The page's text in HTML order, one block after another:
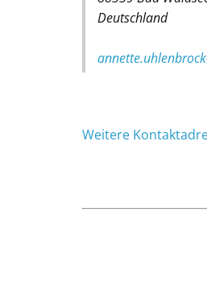
Deutschland
Weitere